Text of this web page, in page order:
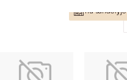
Yra sandėlyje